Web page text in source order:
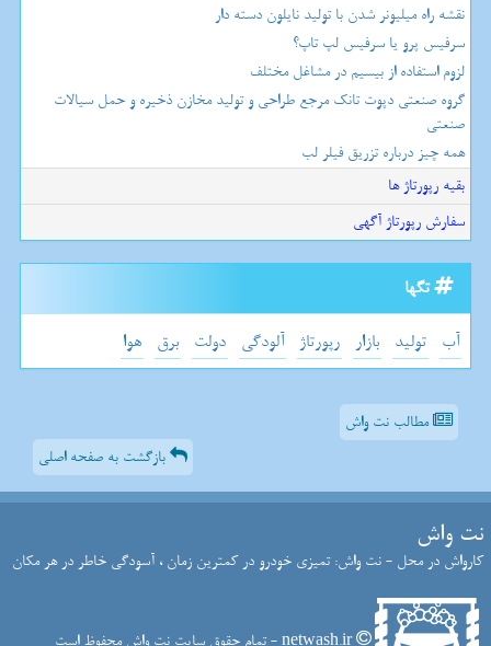
نقشه راه میلیونر شدن با تولید نایلون دسته دار
سرفیس پرو یا سرفیس لپ تاپ؟
لزوم استفاده از بیسیم در مشاغل مختلف
گروه صنعتی دپوت تانک مرجع طراحی و تولید مخازن ذخیره و حمل سیالات
صنعتی
همه چیز درباره تزریق فیلر لب
بقیه رپورتاژ ها
سفارش رپورتاژ آگهی
تگها
آب تولید بازار رپورتاژ آلودگی دولت برق هوا
مطالب نت واش
بازگشت به صفحه اصلی
نت واش
کارواش در محل - نت واش: تمیزی خودرو در کمترین زمان ، آسودگی خاطر در هر مکان
netwash.ir - تمام حقوق سایت نت واش محفوظ است